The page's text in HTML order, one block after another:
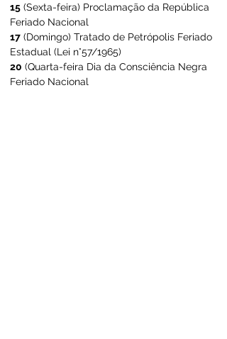
15 (Sexta-feira) Proclamação da República
Feriado Nacional
17 (Domingo) Tratado de Petrópolis Feriado
Estadual (Lei n°57/1965)
20 (Quarta-feira Dia da Consciência Negra
Feriado Nacional